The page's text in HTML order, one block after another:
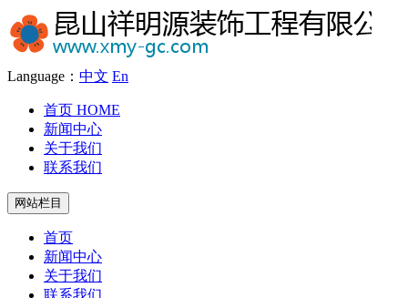
Language： 中文 En
首页 HOME
新闻中心
关于我们
联系我们
网站栏目
首页
新闻中心
关于我们
联系我们